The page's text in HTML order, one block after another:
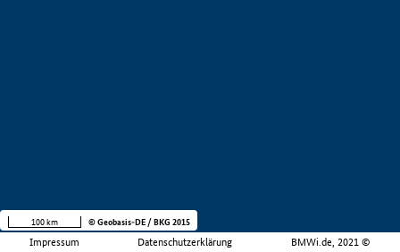
Impressum Datenschutzerklärung BMWi.de, 2021 ©
100 km © Geobasis-DE / BKG 2015